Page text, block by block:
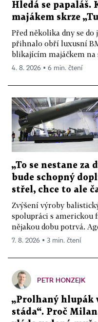
Hledá se papaláš.
majákem skrze
Před několika dny se
přihnalo obří luxusní
blikajícím majáčkem na
4. 8. 2026 ▪ 6 min. čtení
„To se nestane za
bude schopný
střel, chce to ale
Zvýšení výroby
spolupráci s americkou
nějakou dobu potrvá.
7. 8. 2026 ▪ 3 min. čtení
PETR HONZEJK
„Prolhaný hlupák
stáda“. Proč